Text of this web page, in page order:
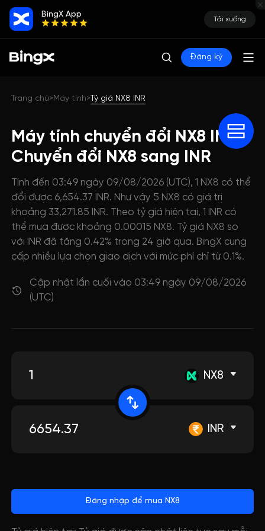
BingX App
Tải xuống
Đăng ký
Trang chủ>Máy tính>Tỷ giá NX8 INR
Máy tính chuyển đổi NX8 INR:
Chuyển đổi NX8 sang INR
Tính đến 03:49 ngày 09/08/2026 (UTC), 1 NX8 có thể
đổi được 6,654.37 INR. Như vậy 5 NX8 có giá trị
khoảng 33,271.85 INR. Theo tỷ giá hiện tại, 1 INR có
thể mua được khoảng 0.00015 NX8. Tỷ giá NX8 so
với INR đã tăng 0.42% trong 24 giờ qua. BingX cung
cấp nhiều lựa chọn giao dịch với mức phí chỉ từ 0.1%.
Cập nhật lần cuối vào 03:49 ngày 09/08/2026
(UTC)
NX8
INR
Đăng nhập để mua NX8